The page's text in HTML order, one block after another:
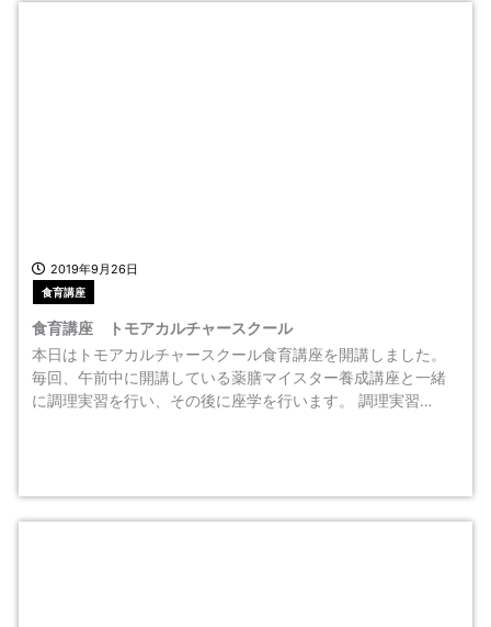
2019年9月26日
食育講座
食育講座 トモアカルチャースクール
本日はトモアカルチャースクール食育講座を開講しました。
毎回、午前中に開講している薬膳マイスター養成講座と一緒
に調理実習を行い、その後に座学を行います。 調理実習…